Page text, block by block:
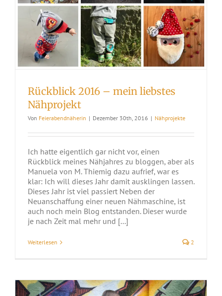
Rückblick 2016 – mein liebstes
Nähprojekt
Von Feierabendnäherin | Dezember 30th, 2016 | Nähprojekte
Ich hatte eigentlich gar nicht vor, einen
Rückblick meines Nähjahres zu bloggen, aber als
Manuela von M. Thiemig dazu aufrief, war es
klar: Ich will dieses Jahr damit ausklingen lassen.
Dieses Jahr ist viel passiert Neben der
Neuanschaffung einer neuen Nähmaschine, ist
auch noch mein Blog entstanden. Dieser wurde
je nach Zeit mal mehr und [...]
Weiterlesen 2